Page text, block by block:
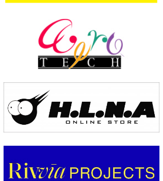
chappy